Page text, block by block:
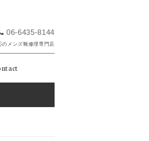
06-6435-8144
メンズ靴修理専門店